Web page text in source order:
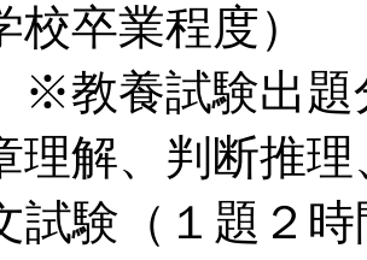
校卒業程度）
験出題分野
理解、判断推
験（１題２時